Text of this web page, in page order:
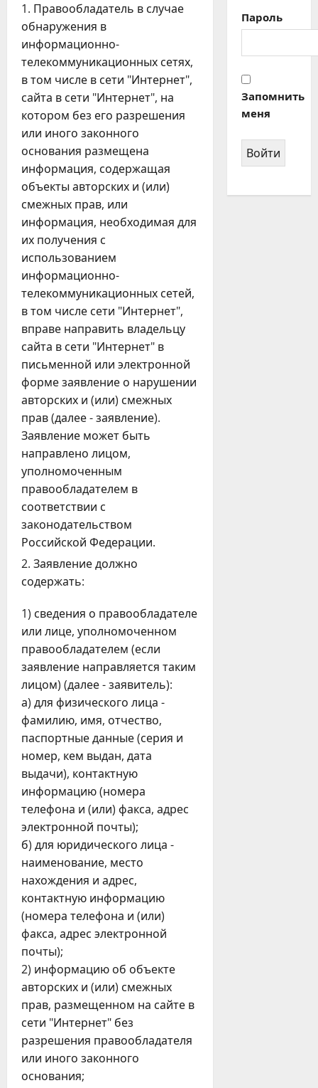
Правообладатель в случае
обнаружения в
информационно-
телекоммуникационных сетях,
в том числе в сети "Интернет",
сайта в сети "Интернет", на
котором без его разрешения
или иного законного
основания размещена
информация, содержащая
объекты авторских и (или)
смежных прав, или
информация, необходимая для
их получения с
использованием
информационно-
телекоммуникационных сетей,
в том числе сети "Интернет",
вправе направить владельцу
сайта в сети "Интернет" в
письменной или электронной
форме заявление о нарушении
авторских и (или) смежных
прав (далее - заявление).
Заявление может быть
направлено лицом,
уполномоченным
правообладателем в
соответствии с
законодательством
Российской Федерации.
Заявление должно
содержать:
1) сведения о правообладателе
или лице, уполномоченном
правообладателем (если
заявление направляется таким
лицом) (далее - заявитель):
а) для физического лица -
фамилию, имя, отчество,
паспортные данные (серия и
номер, кем выдан, дата
выдачи), контактную
информацию (номера
телефона и (или) факса, адрес
электронной почты);
б) для юридического лица -
наименование, место
нахождения и адрес,
контактную информацию
(номера телефона и (или)
факса, адрес электронной
почты);
2) информацию об объекте
авторских и (или) смежных
прав, размещенном на сайте в
сети "Интернет" без
разрешения правообладателя
или иного законного
основания;
Пароль
Запомнить
меня